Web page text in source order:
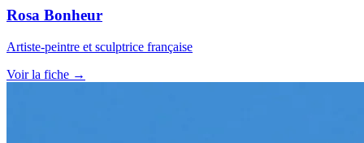
Rosa Bonheur
Artiste-peintre et sculptrice française
Voir la fiche →